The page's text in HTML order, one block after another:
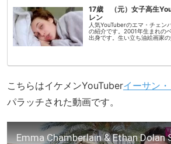
17歳 （元）女子高生
レン
人気YouTuberのエマ・チェ
の紹介です。2001年生まれの
出身です。生い立ち油絵画家
こちらはイケメンYouTuberイーサン
パラッチされた動画です。